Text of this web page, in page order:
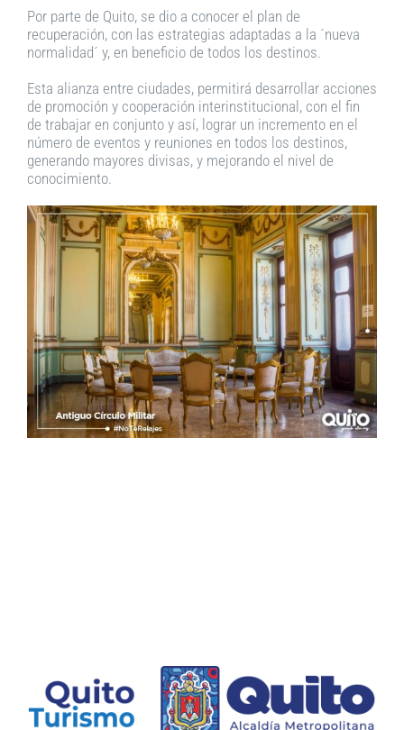
Por parte de Quito, se dio a conocer el plan de
recuperación, con las estrategias adaptadas a la ´nueva
normalidad´ y, en beneficio de todos los destinos.
Esta alianza entre ciudades, permitirá desarrollar acciones
de promoción y cooperación interinstitucional, con el fin
de trabajar en conjunto y así, lograr un incremento en el
número de eventos y reuniones en todos los destinos,
generando mayores divisas, y mejorando el nivel de
conocimiento.